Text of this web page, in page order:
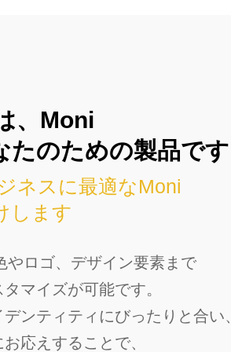
、Moni
たのための製品です
ネスに最適なMoni
します
やロゴ、デザイン要素まで
マイズが可能です。
デンティティにびったりと合い
応えすることで、